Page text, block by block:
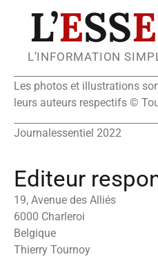
L’ESSE
L’INFORMATION
Les photos et illustrations
leurs auteurs respectifs ©
Journalessentiel 2022
Editeur
19, Avenue des Alliés
6000 Charleroi
Belgique
Thierry Tournoy